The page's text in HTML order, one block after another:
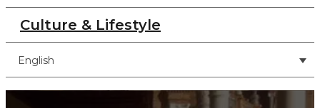
Culture & Lifestyle
English